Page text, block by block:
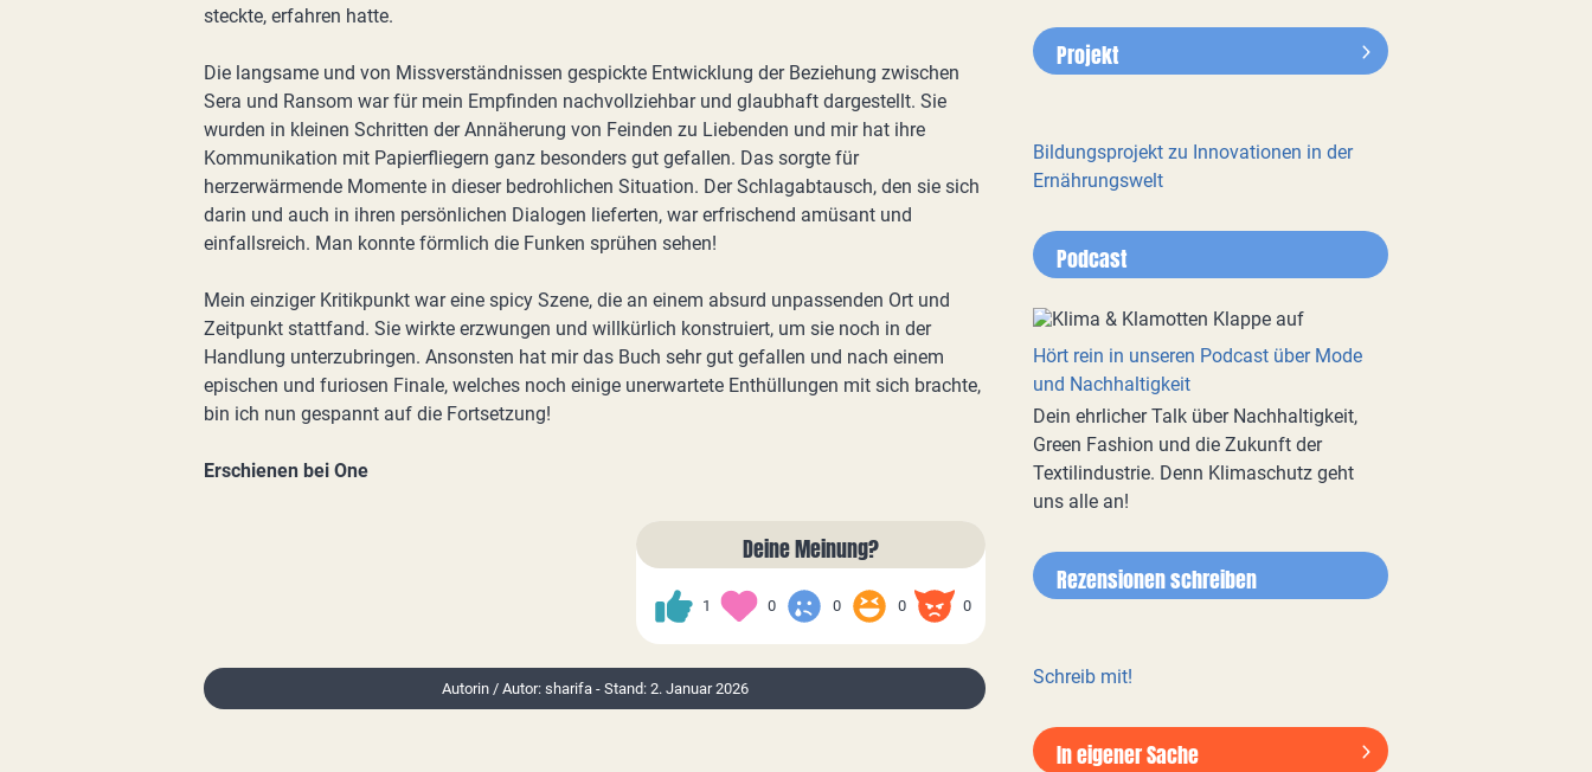
steckte, erfahren hatte.
Die langsame und von Missverständnissen gespickte Entwicklung der Beziehung zwischen
Sera und Ransom war für mein Empfinden nachvollziehbar und glaubhaft dargestellt. Sie
wurden in kleinen Schritten der Annäherung von Feinden zu Liebenden und mir hat ihre
Kommunikation mit Papierfliegern ganz besonders gut gefallen. Das sorgte für
herzerwärmende Momente in dieser bedrohlichen Situation. Der Schlagabtausch, den sie sich
darin und auch in ihren persönlichen Dialogen lieferten, war erfrischend amüsant und
einfallsreich. Man konnte förmlich die Funken sprühen sehen!
Mein einziger Kritikpunkt war eine spicy Szene, die an einem absurd unpassenden Ort und
Zeitpunkt stattfand. Sie wirkte erzwungen und willkürlich konstruiert, um sie noch in der
Handlung unterzubringen. Ansonsten hat mir das Buch sehr gut gefallen und nach einem
epischen und furiosen Finale, welches noch einige unerwartete Enthüllungen mit sich brachte,
bin ich nun gespannt auf die Fortsetzung!
Erschienen bei One
Deine Meinung?
1 0 0 0 0
Autorin / Autor: sharifa - Stand: 2. Januar 2026
Projekt
Bildungsprojekt zu Innovationen in der
Ernährungswelt
Podcast
Hört rein in unseren Podcast über Mode
und Nachhaltigkeit
Dein ehrlicher Talk über Nachhaltigkeit,
Green Fashion und die Zukunft der
Textilindustrie. Denn Klimaschutz geht
uns alle an!
Rezensionen schreiben
Schreib mit!
In eigener Sache